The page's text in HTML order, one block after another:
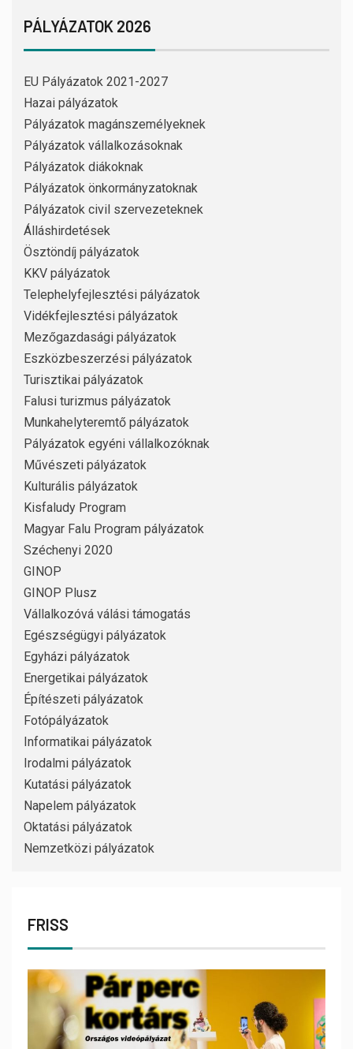
PÁLYÁZATOK 2026
EU Pályázatok 2021-2027
Hazai pályázatok
Pályázatok magánszemélyeknek
Pályázatok vállalkozásoknak
Pályázatok diákoknak
Pályázatok önkormányzatoknak
Pályázatok civil szervezeteknek
Álláshirdetések
Ösztöndíj pályázatok
KKV pályázatok
Telephelyfejlesztési pályázatok
Vidékfejlesztési pályázatok
Mezőgazdasági pályázatok
Eszközbeszerzési pályázatok
Turisztikai pályázatok
Falusi turizmus pályázatok
Munkahelyteremtő pályázatok
Pályázatok egyéni vállalkozóknak
Művészeti pályázatok
Kulturális pályázatok
Kisfaludy Program
Magyar Falu Program pályázatok
Széchenyi 2020
GINOP
GINOP Plusz
Vállalkozóvá válási támogatás
Egészségügyi pályázatok
Egyházi pályázatok
Energetikai pályázatok
Építészeti pályázatok
Fotópályázatok
Informatikai pályázatok
Irodalmi pályázatok
Kutatási pályázatok
Napelem pályázatok
Oktatási pályázatok
Nemzetközi pályázatok
FRISS